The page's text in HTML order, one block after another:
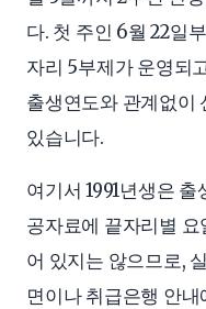
다. 첫 주인 6월 22일
자리 5부제가 운영되
출생연도와 관계없이
있습니다.
여기서 1991년생은
공자료에 끝자리별
어 있지는 않으므로,
면이나 취급은행 안